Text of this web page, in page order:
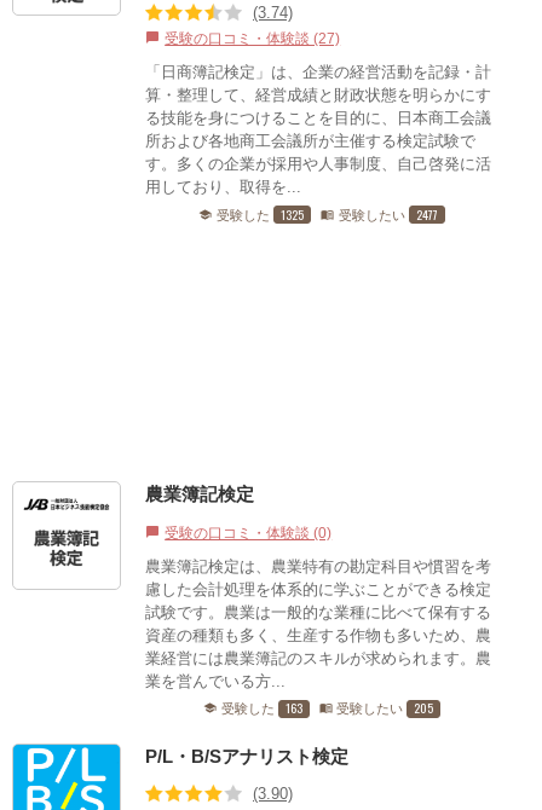
(3.74)
chat_bubble 受験の口コミ・体験談 (27)
「日商簿記検定」は、企業の経営活動を記録・計
算・整理して、経営成績と財政状態を明らかにす
る技能を身につけることを目的に、日本商工会議
所および各地商工会議所が主催する検定試験で
す。多くの企業が採用や人事制度、自己啓発に活
用しており、取得を...
school 受験した 1325 menu_book 受験したい 2477
農業簿記検定
chat_bubble 受験の口コミ・体験談 (0)
農業簿記検定は、農業特有の勘定科目や慣習を考
慮した会計処理を体系的に学ぶことができる検定
試験です。農業は一般的な業種に比べて保有する
資産の種類も多く、生産する作物も多いため、農
業経営には農業簿記のスキルが求められます。農
業を営んでいる方...
school 受験した 163 menu_book 受験したい 205
P/L・B/Sアナリスト検定
(3.90)